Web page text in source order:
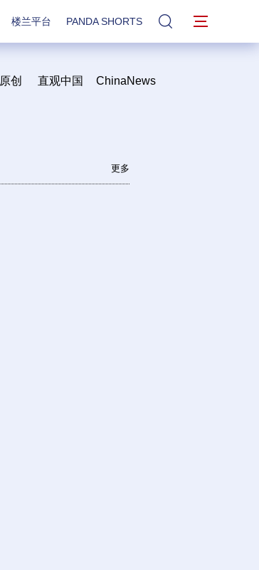
楼兰平台 PANDA SHORTS 站内搜索
原创 直观中国 ChinaNews
更多